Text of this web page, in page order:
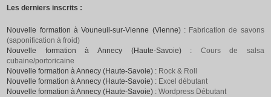
Les derniers inscrits :
Nouvelle formation à Vouneuil-sur-Vienne (Vienne) : Fabrication de savons
(saponification à froid)
Nouvelle formation à Annecy (Haute-Savoie) : Cours de salsa
cubaine/portoricaine
Nouvelle formation à Annecy (Haute-Savoie) : Rock & Roll
Nouvelle formation à Annecy (Haute-Savoie) : Excel débutant
Nouvelle formation à Annecy (Haute-Savoie) :Wordpress Débutant